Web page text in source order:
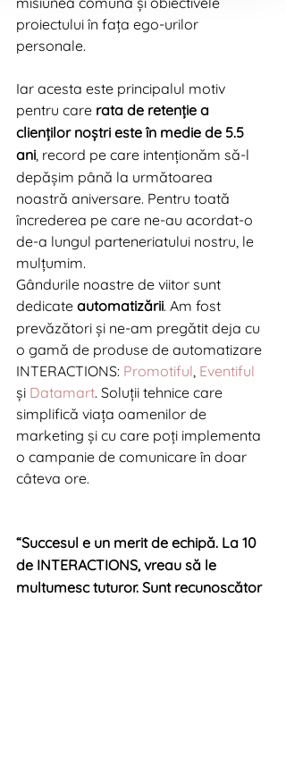
proiectului în fața ego-urilor
personale.
Iar acesta este principalul motiv
pentru care rata de retenție a
clienților noștri este în medie de 5.5
ani , record pe care intenționăm să-l
depășim până la următoarea
noastră aniversare. Pentru toată
încrederea pe care ne-au acordat-o
de-a lungul parteneriatului nostru, le
mulțumim.
Gândurile noastre de viitor sunt
dedicate automatizării. Am fost
prevăzători și ne-am pregătit deja cu
o gamă de produse de automatizare
INTERACTIONS: Promotiful Eventiful
și Datamart. Soluții tehnice care
simplifică viața oamenilor de
marketing și cu care poți implementa
o campanie de comunicare în doar
câteva ore.
“Succesul e un merit de echipă. La 10
de INTERACTIONS, vreau să le
mulțumesc tuturor. Sunt recunoscător